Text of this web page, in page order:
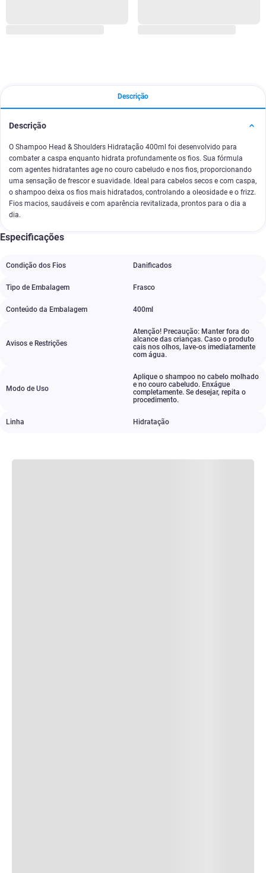
Descrição
Descrição
O Shampoo Head & Shoulders Hidratação 400ml foi desenvolvido para
combater a caspa enquanto hidrata profundamente os fios. Sua fórmula
com agentes hidratantes age no couro cabeludo e nos fios, proporcionando
uma sensação de frescor e suavidade. Ideal para cabelos secos e com caspa,
o shampoo deixa os fios mais hidratados, controlando a oleosidade e o frizz.
Fios macios, saudáveis e com aparência revitalizada, prontos para o dia a
dia.
Especificações
Condição dos Fios Danificados
Tipo de Embalagem Frasco
Conteúdo da Embalagem 400ml
Avisos e Restrições
Atenção! Precaução: Manter fora do
alcance das crianças. Caso o produto
cais nos olhos, lave-os imediatamente
com água.
Modo de Uso
Aplique o shampoo no cabelo molhado
e no couro cabeludo. Enxágue
completamente. Se desejar, repita o
procedimento.
Linha Hidratação